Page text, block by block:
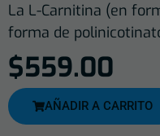
La L-Carnitina (en
forma de
$559.00
AÑADIR A CARRITO